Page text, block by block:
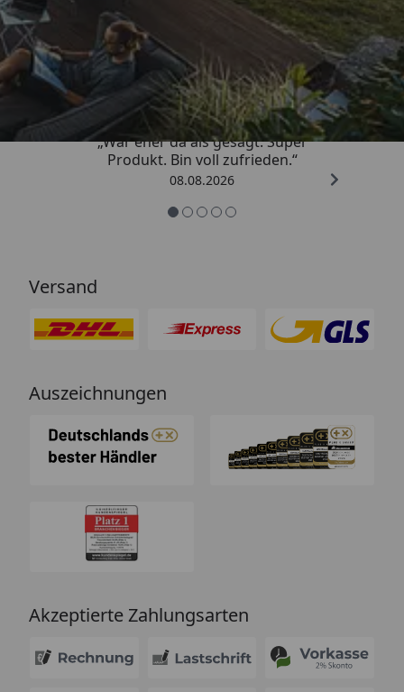
Trusted Shops
4,85/ 5
„War eher da als gesagt. Super
Produkt. Bin voll zufrieden.“
08.08.2026
Versand
Auszeichnungen
Akzeptierte Zahlungsarten